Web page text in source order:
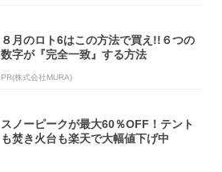
８月のロト6はこの方法で買え!!６つの
数字が『完全一致』する方法
PR(株式会社MURA)
スノーピークが最大60％OFF！テント
も焚き火台も楽天で大幅値下げ中